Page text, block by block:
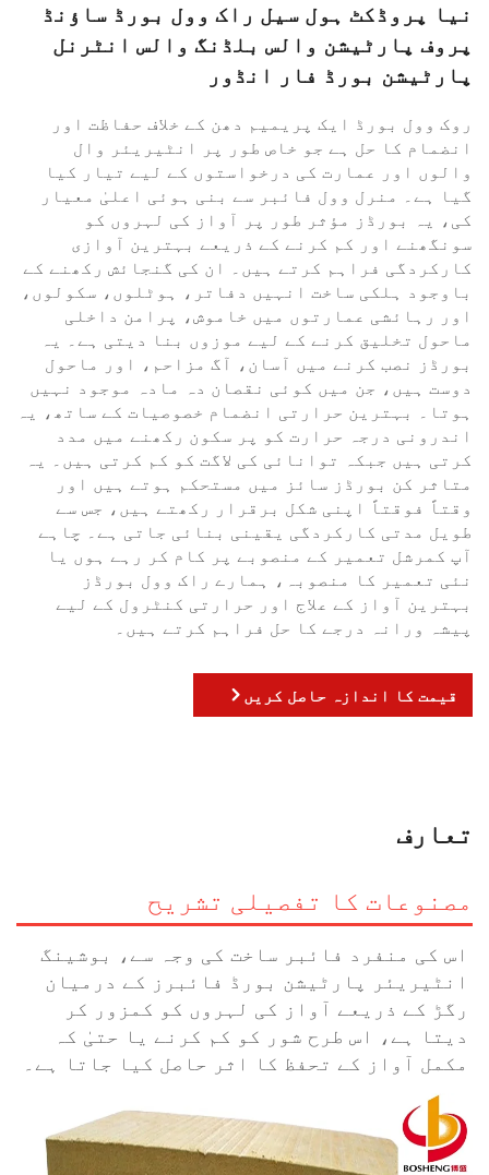
نیا پروڈکٹ ہول سیل راک وول بورڈ ساؤنڈ
پروف پارٹیشن والس بلڈنگ والس انٹرنل
پارٹیشن بورڈ فار انڈور
روک وول بورڈ ایک پریمیم دھن کے خلاف حفاظت اور
انضمام کا حل ہے جو خاص طور پر انٹیریئر وال
والوں اور عمارت کی درخواستوں کے لیے تیار کیا
گیا ہے۔ منرل وول فائبر سے بنی ہوئی اعلیٰ معیار
کی، یہ بورڈز مؤثر طور پر آواز کی لہروں کو
سونگھنے اور کم کرنے کے ذریعے بہترین آوازی
کارکردگی فراہم کرتے ہیں۔ ان کی گنجائش رکھنے کے
باوجود ہلکی ساخت انہیں دفاتر، ہوٹلوں، سکولوں،
اور رہائشی عمارتوں میں خاموش، پرامن داخلی
ماحول تخلیق کرنے کے لیے موزوں بنا دیتی ہے۔ یہ
بورڈز نصب کرنے میں آسان، آگ مزاحم، اور ماحول
دوست ہیں، جن میں کوئی نقصان دہ مادہ موجود نہیں
ہوتا۔ بہترین حرارتی انضمام خصوصیات کے ساتھ، یہ
اندرونی درجہ حرارت کو پر سکون رکھنے میں مدد
کرتی ہیں جبکہ توانائی کی لاگت کو کم کرتی ہیں۔ یہ
متاثر کن بورڈز سائز میں مستحکم ہوتے ہیں اور
وقتاً فوقتاً اپنی شکل برقرار رکھتے ہیں، جس سے
طویل مدتی کارکردگی یقینی بنائی جاتی ہے۔ چاہے
آپ کمرشل تعمیر کے منصوبے پر کام کر رہے ہوں یا
نئی تعمیر کا منصوبہ، ہمارے راک وول بورڈز
بہترین آواز کے علاج اور حرارتی کنٹرول کے لیے
پیشہ ورانہ درجے کا حل فراہم کرتے ہیں۔
قیمت کا اندازہ حاصل کریں
تعارف
مصنوعات کا تفصیلی تشریح
مکمل آواز کے تحفظ کا اثر حاصل کیا جاتا ہے۔